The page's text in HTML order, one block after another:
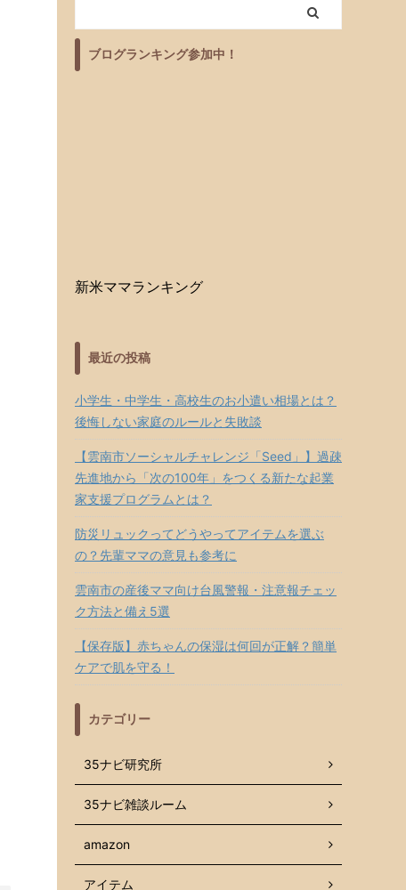
ブログランキング参加中！
新米ママランキング
最近の投稿
小学生・中学生・高校生のお小遣い相場とは？
後悔しない家庭のルールと失敗談
【雲南市ソーシャルチャレンジ「Seed」】過疎
先進地から「次の100年」をつくる新たな起業
家支援プログラムとは？
防災リュックってどうやってアイテムを選ぶ
の？先輩ママの意見も参考に
雲南市の産後ママ向け台風警報・注意報チェッ
ク方法と備え5選
【保存版】赤ちゃんの保湿は何回が正解？簡単
ケアで肌を守る！
カテゴリー
35ナビ研究所
35ナビ雑談ルーム
amazon
アイテム